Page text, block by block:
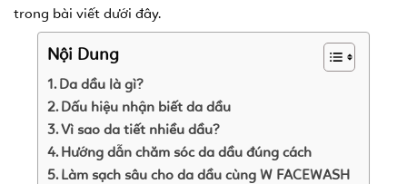
trong bài viết dưới đây.
Nội Dung
Da dầu là gì?
Dấu hiệu nhận biết da dầu
Vì sao da tiết nhiều dầu?
Hướng dẫn chăm sóc da dầu đúng cách
Làm sạch sâu cho da dầu cùng W FACEWASH